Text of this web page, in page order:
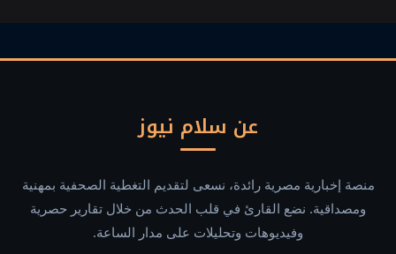
عن سلام نيوز
منصة إخبارية مصرية رائدة، نسعى لتقديم التغطية الصحفية بمهنية
ومصداقية. نضع القارئ في قلب الحدث من خلال تقارير حصرية
وفيديوهات وتحليلات على مدار الساعة.